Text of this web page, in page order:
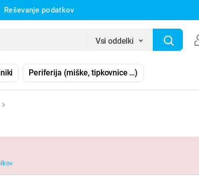
Reševanje podatkov
Vsi oddelki
Periferija (miške, tipkovnice …)